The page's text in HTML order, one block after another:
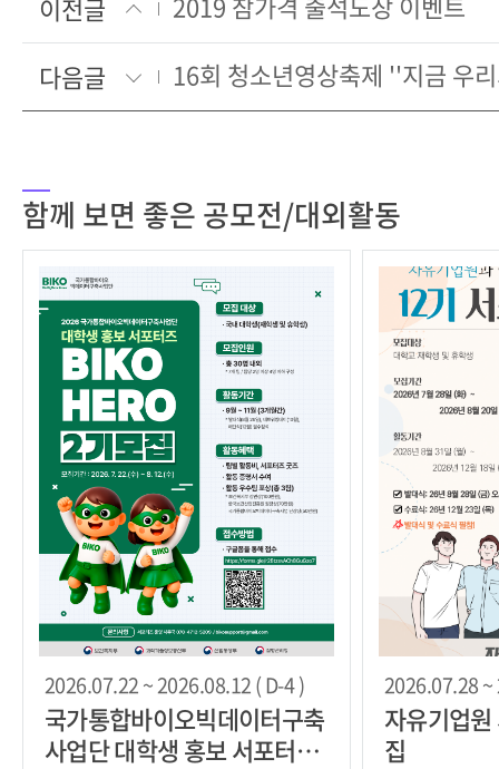
이전글
다음글
함께 보면 좋은 공모전/대외활동
2026.07.22 ~ 2026.08.12 ( D-4 )
국가통합바이오빅데이터구축
사업단 대학생 홍보 서포터즈
2026.07.28 ~
자유기업
집